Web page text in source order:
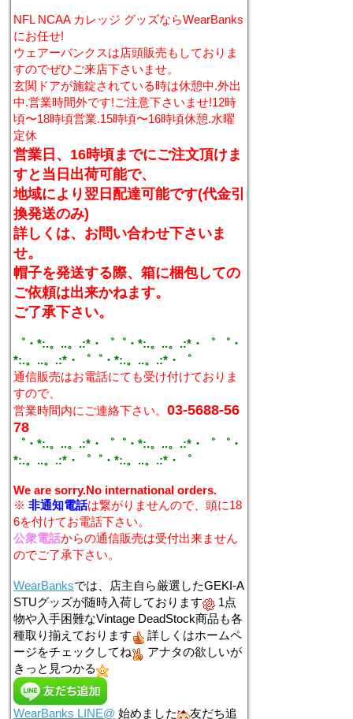
NFL NCAA カレッジ グッズならWearBanks
にお任せ!
ウェアーバンクスは店頭販売もしておりま
すのでぜひご来店下さいませ。
玄関ドアが施錠されている時は休憩中.外出
中.営業時間外です!ご注意下さいませ!12時
頃〜18時頃営業.15時頃〜16時頃休憩.水曜
定休
営業日、16時頃までにご注文頂けま
すと当日出荷可能で、
地域により翌日配達可能です(代金引
換発送のみ)
詳しくは、お問い合わせ下さいま
せ。
帽子を発送する際、箱に梱包しての
ご依頼は出来かねます。
ご了承下さい。
゜・*:.。..。.:*・゜゜・*:.。..。.:*・゜ ゜・
*:.。..。.:*・゜゜・*:.。..。.:*・゜
通信販売はお電話にても受け付けておりま
すので、
営業時間内にご連絡下さい。03-5688-56
78
゜・*:.。..。.:*・゜゜・*:.。..。.:*・゜ ゜・
*:.。..。.:*・゜゜・*:.。..。.:*・゜
We are sorry.No international orders.
※ 非通知電話は繋がりませんので、頭に18
6を付けてお電話下さい。
公衆電話からの通信販売は受付出来ません
のでご了承下さい。
WearBanksでは、店主自ら厳選したGEKI-A
STUグッズが随時入荷しております
1点
物や入手困難なVintage DeadStock商品も各
種取り揃えております
詳しくはホームペ
ージをチェックしてね
アナタの欲しいが
きっと見つかる
WearBanks LINE@ 始めました
友だち追